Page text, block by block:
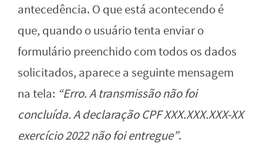
antecedência. O que está acontecendo é
que, quando o usuário tenta enviar o
formulário preenchido com todos os dados
solicitados, aparece a seguinte mensagem
na tela: “Erro. A transmissão não foi
concluída. A declaração CPF XXX.XXX.XXX-XX
exercício 2022 não foi entregue”.